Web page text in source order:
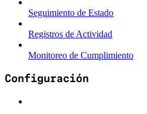
Seguimiento de Estado
Registros de Actividad
Monitoreo de Cumplimiento
Configuración